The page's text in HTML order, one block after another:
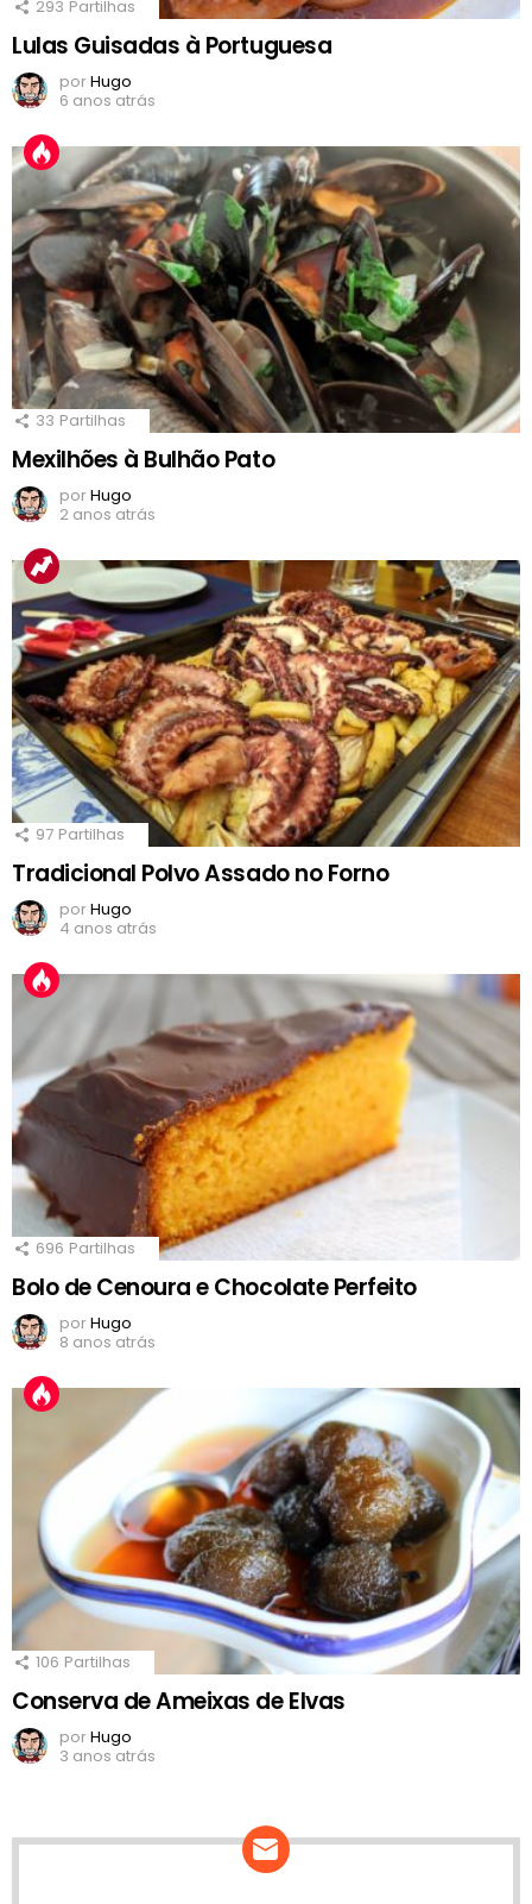
293 Partilhas
Lulas Guisadas à Portuguesa
porHugo
6 anos atrás
33 Partilhas
Mexilhões à Bulhão Pato
porHugo
2 anos atrás
97 Partilhas
Tradicional Polvo Assado no Forno
porHugo
4 anos atrás
696 Partilhas
Bolo de Cenoura e Chocolate Perfeito
porHugo
8 anos atrás
106 Partilhas
Conserva de Ameixas de Elvas
porHugo
3 anos atrás